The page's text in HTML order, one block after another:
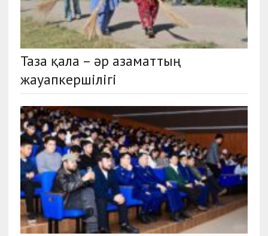
Таза қала – әр азаматтың
жауапкершілігі